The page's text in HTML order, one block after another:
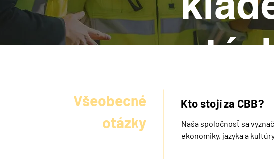
Všeobecné
otázky
Kto stojí za CBB?
Naša spoločnosť sa
ekonomiky, jazyka a